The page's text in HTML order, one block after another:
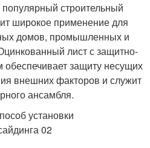
строительный
широкое применение для
домов, промышленных и
лист с защитно-
защиту несущих
внешних факторов и служит
ансамбля.